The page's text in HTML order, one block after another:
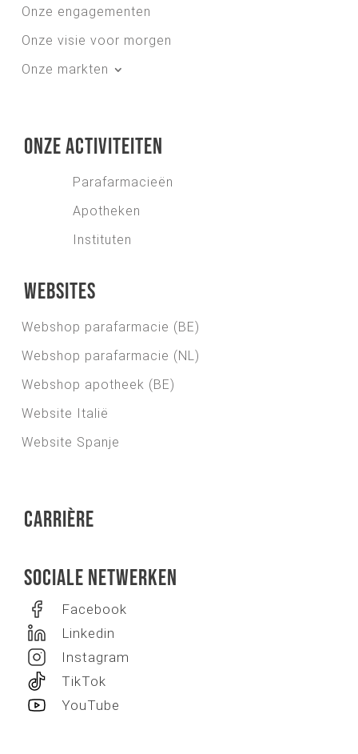
Onze engagementen
Onze visie voor morgen
Onze markten
Onze activiteiten
Parafarmacieën
Apotheken
Instituten
Websites
Webshop parafarmacie (BE)
Webshop parafarmacie (NL)
Webshop apotheek (BE)
Website Italië
Website Spanje
Carrière
Sociale netwerken
Facebook
Linkedin
Instagram
TikTok
YouTube